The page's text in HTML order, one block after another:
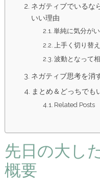
ネガティブでいるな
いい理由
単純に気分が
上手く切り替
波動となって
ネガティブ思考を消
まとめ＆どっちでも
Related Posts
先日の大し
概要